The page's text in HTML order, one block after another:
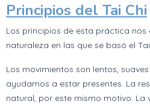
Principios del Tai Chi
Los principios de esta práctica nos
naturaleza en las que se basó el
Los movimientos son lentos,
ayudarnos a estar presentes. La
natural, por este mismo motivo.